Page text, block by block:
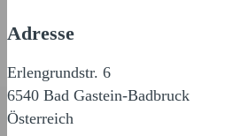
Adresse
Erlengrundstr. 6
6540 Bad Gastein-Badbruck
Österreich